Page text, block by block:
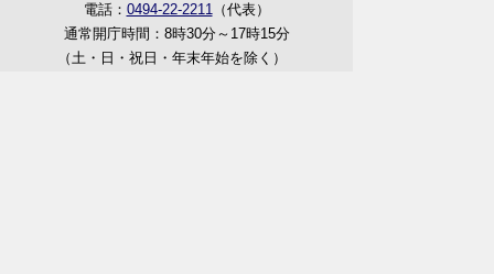
電話： 0494-22-2211（代表）
通常開庁時間：8時30分～17時15分
（土・日・祝日・年末年始を除く）